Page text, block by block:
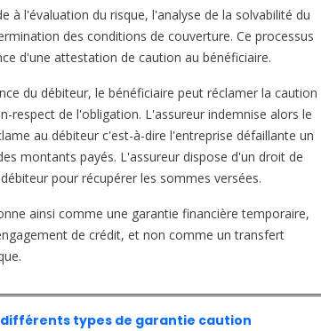
à l'évaluation du risque, l'analyse de la solvabilité du
des conditions de couverture. Ce processus
d'une attestation de caution au bénéficiaire.
du débiteur, le bénéficiaire peut réclamer la caution
respect de l'obligation. L'assureur indemnise alors le
au débiteur c'est-à-dire l'entreprise défaillante un
montants payés. L'assureur dispose d'un droit de
pour récupérer les sommes versées.
ainsi comme une garantie financière temporaire,
de crédit, et non comme un transfert
différents types de garantie caution